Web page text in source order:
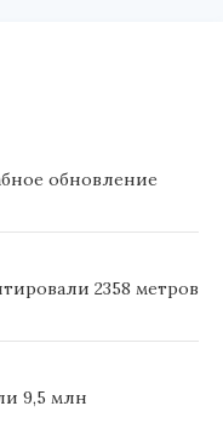
обновление
2358 метров
9,5 млн